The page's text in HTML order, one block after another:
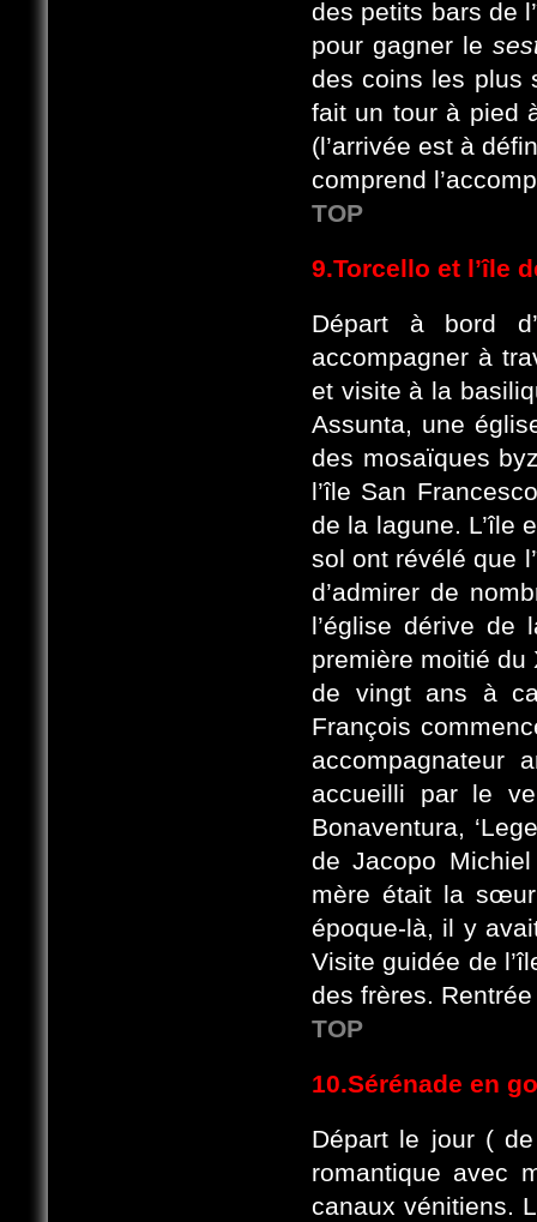
des petits bars de
pour gagner le
des coins les plus
fait un tour à pied
(l’arrivée est à
comprend
TOP
9.Torcello et l’île
Départ à bord
accompagner à
et visite à la
Assunta, une
des mosaïques
l’île San
de la lagune. L’île
sol ont révélé que
d’admirer de
l’église dérive de
première moitié du
de vingt ans à
François
accompagnateur
accueilli par le
Bonaventura,
de Jacopo
mère était la
époque-là, il y
Visite guidée de
des frères.
TOP
10.Sérénade en
Départ le jour (
romantique avec
canaux vénitiens.